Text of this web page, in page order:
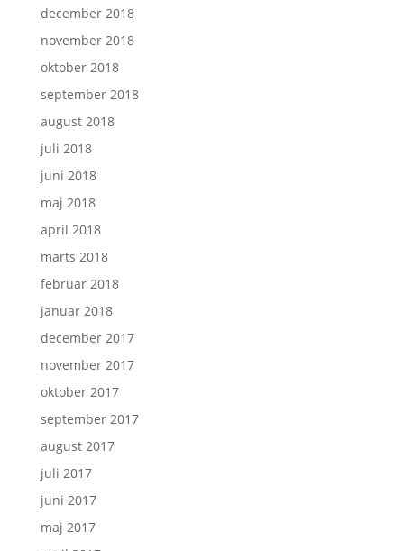
december 2018
november 2018
oktober 2018
september 2018
august 2018
juli 2018
juni 2018
maj 2018
april 2018
marts 2018
februar 2018
januar 2018
december 2017
november 2017
oktober 2017
september 2017
august 2017
juli 2017
juni 2017
maj 2017